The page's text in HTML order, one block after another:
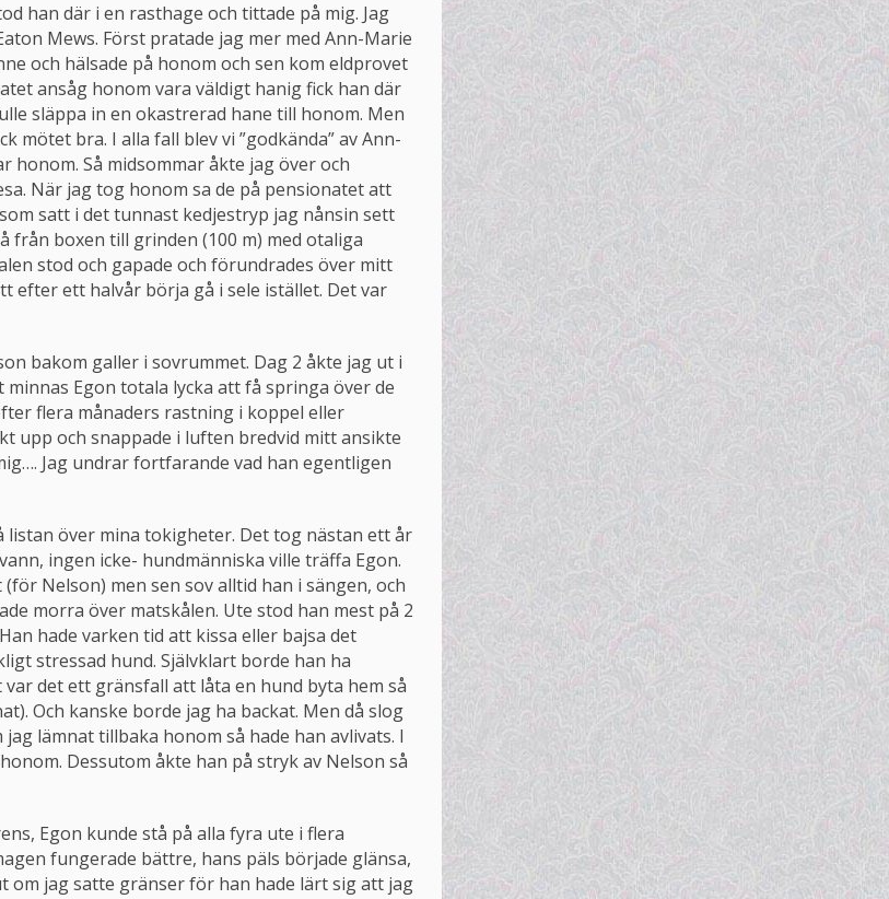
han där i en rasthage och tittade på mig. Jag
Mews. Först pratade jag mer med Ann-Marie
och hälsade på honom och sen kom eldprovet
ansåg honom vara väldigt hanig fick han där
släppa in en okastrerad hane till honom. Men
mötet bra. I alla fall blev vi ”godkända” av Ann-
honom. Så midsommar åkte jag över och
När jag tog honom sa de på pensionatet att
satt i det tunnast kedjestryp jag nånsin sett
från boxen till grinden (100 m) med otaliga
stod och gapade och förundrades över mitt
efter ett halvår börja gå i sele istället. Det var
bakom galler i sovrummet. Dag 2 åkte jag ut i
Egon totala lycka att få springa över de
flera månaders rastning i koppel eller
upp och snappade i luften bredvid mitt ansikte
Jag undrar fortfarande vad han egentligen
över mina tokigheter. Det tog nästan ett år
ingen icke- hundmänniska ville träffa Egon.
Nelson) men sen sov alltid han i sängen, och
morra över matskålen. Ute stod han mest på 2
hade varken tid att kissa eller bajsa det
stressad hund. Självklart borde han ha
det ett gränsfall att låta en hund byta hem så
Och kanske borde jag ha backat. Men då slog
lämnat tillbaka honom så hade han avlivats. I
Dessutom åkte han på stryk av Nelson så
Egon kunde stå på alla fyra ute i flera
fungerade bättre, hans päls började glänsa,
om jag satte gränser för han hade lärt sig att jag